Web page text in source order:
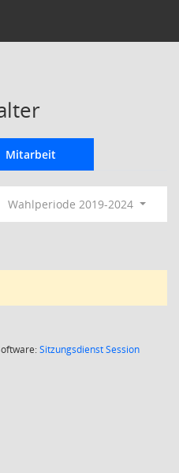
Mitarbeit
Wahlperiode 2019-2024
SitzungsdienstSession(Wird in